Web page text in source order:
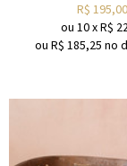
R$ 195,00
ou 10xR$
ou R$ 185,25 no